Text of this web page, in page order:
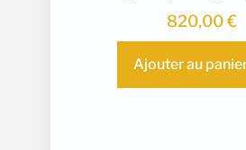
820,00€
Ajouter au